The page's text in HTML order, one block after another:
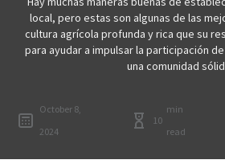
local, pero estas son algunas de las
cultura agrícola profunda y rica que su
para ayudar a impulsar la participación
una comunidad
October 8,
2024
10
min
read